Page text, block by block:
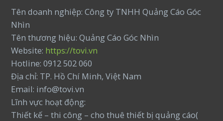
Tên doanh nghiệp: Công ty TNHH Quảng Cáo Góc
Nhìn
Tên thương hiệu: Quảng Cáo Góc Nhìn
Website: https://tovi.vn
Hotline: 0912 502 060
Địa chỉ: TP. Hồ Chí Minh, Việt Nam
Email: info@tovi.vn
Lĩnh vực hoạt động:
Thiết kế – thi công – cho thuê thiết bị quảng cáo(